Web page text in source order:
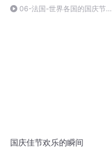
06-法国-世界各国的国庆节-
国庆佳节欢乐的瞬间